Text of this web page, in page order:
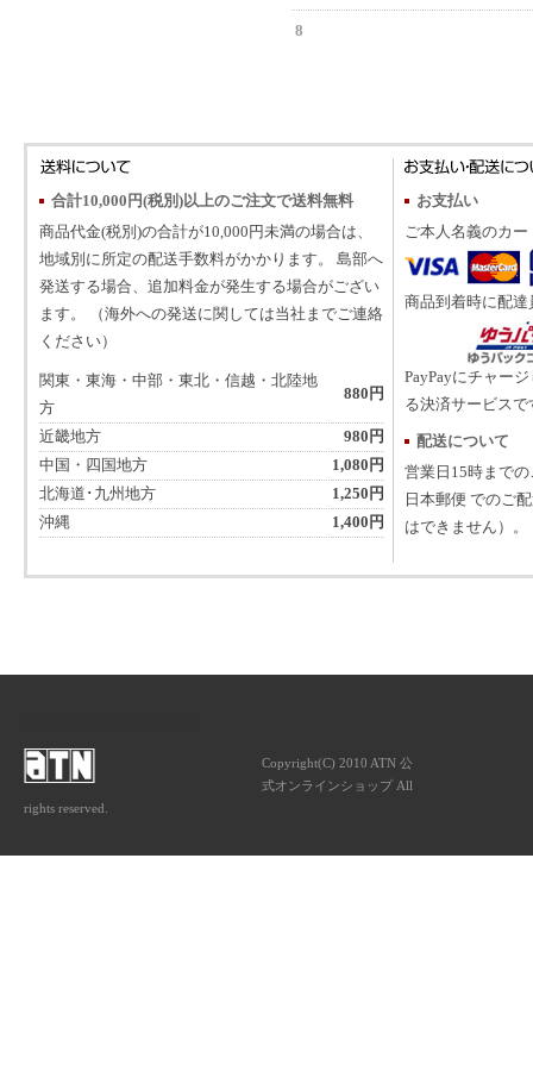
8
合計10,000円(税別)以上のご注文で送料無料
商品代金(税別)の合計が10,000円未満の場合は、
地域別に所定の配送手数料がかかります。 島部へ
発送する場合、追加料金が発生する場合がござい
ます。 （海外への発送に関しては当社までご連絡
ください）
関東・東海・中部・東北・信越・北陸地
方
880円
近畿地方
980円
中国・四国地方
1,080円
北海道･九州地方
1,250円
沖縄
1,400円
お支払い
ご本人名義のカ
商品到着時に配
PayPayにチャー
る決済サービスで
配送について
営業日15時まで
日本郵便 でのご
はできません）。
Copyright(C) 2010 ATN 公
式オンラインショップ All
rights reserved.